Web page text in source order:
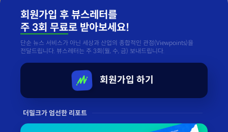
회원가입 후 뷰스레터를
주 3회 무료로 받아보세요!
단순 뉴스 서비스가 아닌 세상과 산업의 종합적인 관점(Viewpoints)을
전달드립니다. 뷰스레터는 주 3회(월, 수, 금) 보내드립니다.
회원가입 하기
더밀크가 엄선한 리포트